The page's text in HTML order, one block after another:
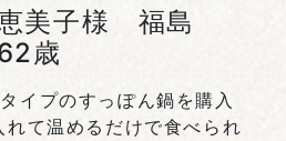
美子様 福島
歳
イプのすっぽん鍋を購入
れて温めるだけで食べられ